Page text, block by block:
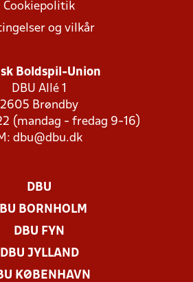
Cookiepolitik
og vilkår
Boldspil-Union
DBU Allé 1
2605 Brøndby
(mandag - fredag 9-16)
dbu@dbu.dk
DBU
BORNHOLM
DBU FYN
DBU JYLLAND
KØBENHAVN